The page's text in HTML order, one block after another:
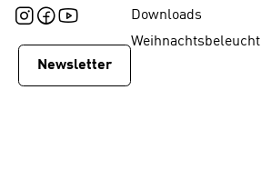
Newsletter
Downloads